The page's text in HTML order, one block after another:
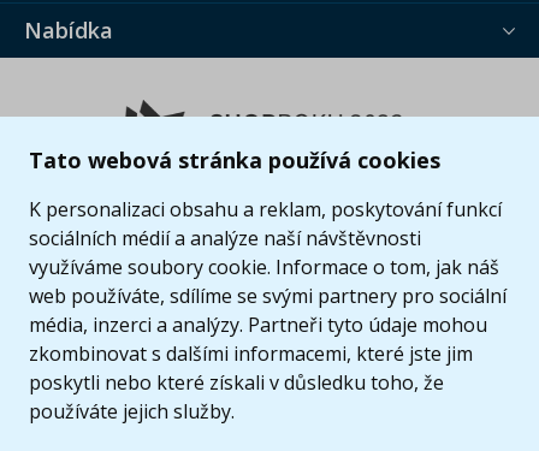
Tato webová stránka používá cookies
K personalizaci obsahu a reklam, poskytování funkcí
sociálních médií a analýze naší návštěvnosti
využíváme soubory cookie. Informace o tom, jak náš
web používáte, sdílíme se svými partnery pro sociální
média, inzerci a analýzy. Partneři tyto údaje mohou
zkombinovat s dalšími informacemi, které jste jim
poskytli nebo které získali v důsledku toho, že
používáte jejich služby.
Nabídka